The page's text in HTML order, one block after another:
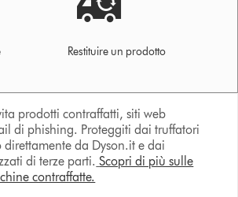
Restituire un prodotto
prodotti contraffatti, siti web
di phishing. Proteggiti dai truffatori
da Dyson.it e dai
di terze parti. Scopri di più sulle
contraffatte.